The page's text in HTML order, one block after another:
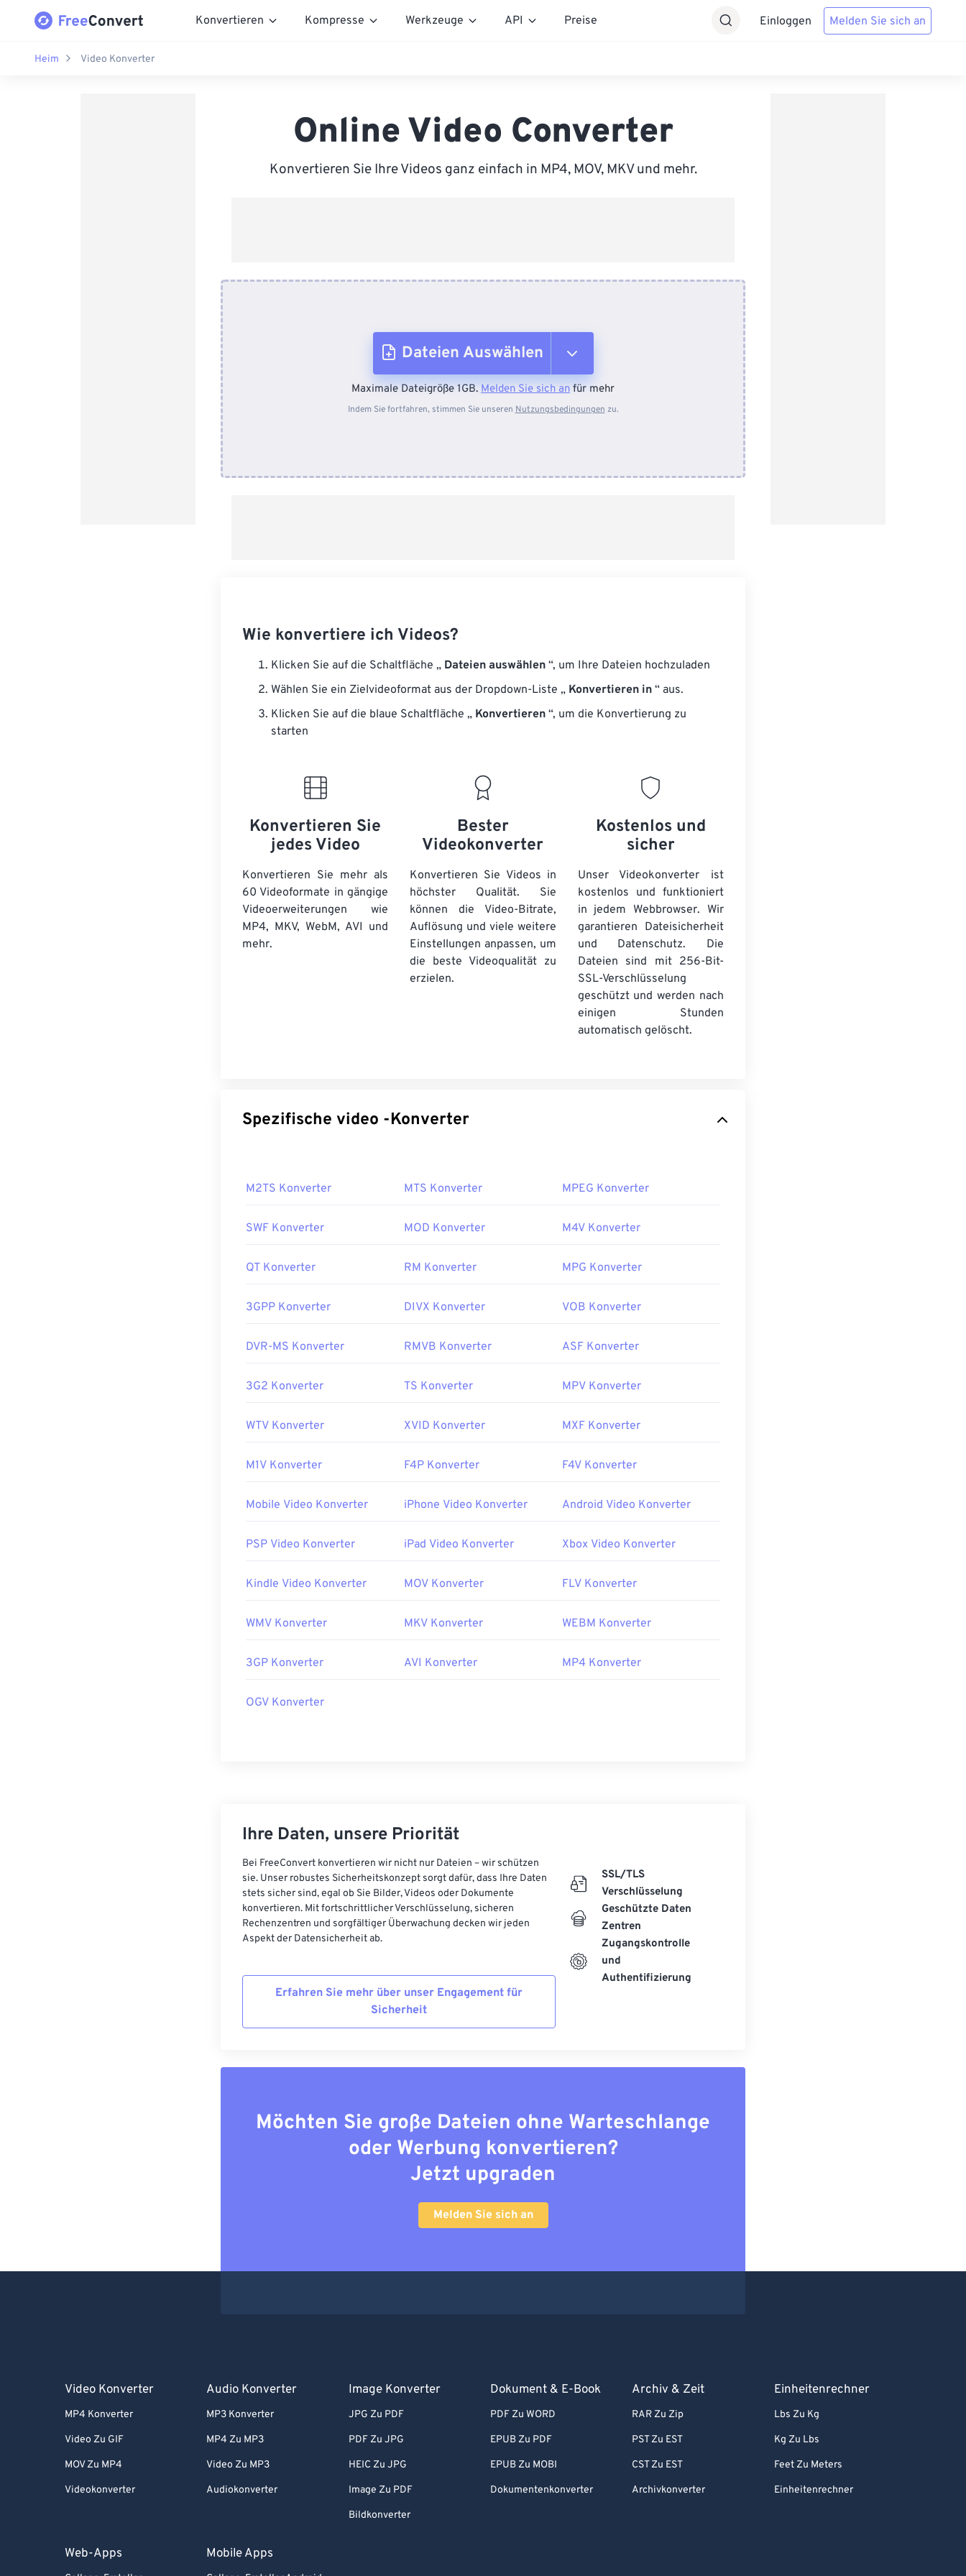
Konvertieren Kompresse Werkzeuge API Preise Einloggen Melden Sie sich an
Heim Video Konverter
Online Video Converter
Konvertieren Sie Ihre Videos ganz einfach in MP4, MOV, MKV und mehr.
Dateien Auswählen
Vom Gerät
Maximale Dateigröße 1GB. Melden Sie sich an für mehr
Indem Sie fortfahren, stimmen Sie unseren Nutzungsbedingungen zu.
Wie konvertiere ich Videos?
Klicken Sie auf die Schaltfläche „ Dateien auswählen “, um Ihre Dateien hochzuladen
Wählen Sie ein Zielvideoformat aus der Dropdown-Liste „ Konvertieren in “ aus.
Klicken Sie auf die blaue Schaltfläche „ Konvertieren “, um die Konvertierung zu
starten
Konvertieren Sie
jedes Video
Konvertieren Sie mehr als
60 Videoformate in gängige
Videoerweiterungen wie
MP4, MKV, WebM, AVI und
mehr.
Bester
Videokonverter
Konvertieren Sie Videos in
höchster Qualität. Sie
können die Video-Bitrate,
Auflösung und viele weitere
Einstellungen anpassen, um
die beste Videoqualität zu
erzielen.
Kostenlos und
sicher
Unser Videokonverter ist
kostenlos und funktioniert
in jedem Webbrowser. Wir
garantieren Dateisicherheit
und Datenschutz. Die
Dateien sind mit 256-Bit-
SSL-Verschlüsselung
geschützt und werden nach
einigen Stunden
automatisch gelöscht.
Spezifische video -Konverter
M2TS Konverter MTS Konverter MPEG Konverter
SWF Konverter MOD Konverter M4V Konverter
QT Konverter RM Konverter MPG Konverter
3GPP Konverter DIVX Konverter VOB Konverter
DVR-MS Konverter RMVB Konverter ASF Konverter
3G2 Konverter TS Konverter MPV Konverter
WTV Konverter XVID Konverter MXF Konverter
M1V Konverter F4P Konverter F4V Konverter
Mobile Video Konverter iPhone Video Konverter Android Video Konverter
PSP Video Konverter iPad Video Konverter Xbox Video Konverter
Kindle Video Konverter MOV Konverter FLV Konverter
WMV Konverter MKV Konverter WEBM Konverter
3GP Konverter AVI Konverter MP4 Konverter
OGV Konverter
Ihre Daten, unsere Priorität
Bei FreeConvert konvertieren wir nicht nur Dateien – wir schützen
sie. Unser robustes Sicherheitskonzept sorgt dafür, dass Ihre Daten
stets sicher sind, egal ob Sie Bilder, Videos oder Dokumente
konvertieren. Mit fortschrittlicher Verschlüsselung, sicheren
Rechenzentren und sorgfältiger Überwachung decken wir jeden
Aspekt der Datensicherheit ab.
Erfahren Sie mehr über unser Engagement für
Sicherheit
SSL/TLS
Verschlüsselung
Geschützte Daten
Zentren
Zugangskontrolle
und
Authentifizierung
Möchten Sie große Dateien ohne Warteschlange
oder Werbung konvertieren?
Jetzt upgraden
Melden Sie sich an
Video Konverter
MP4 Konverter
Video Zu GIF
MOV Zu MP4
Videokonverter
Audio Konverter
MP3 Konverter
MP4 Zu MP3
Video Zu MP3
Audiokonverter
Image Konverter
JPG Zu PDF
PDF Zu JPG
HEIC Zu JPG
Image Zu PDF
Bildkonverter
Dokument & E-Book
PDF Zu WORD
EPUB Zu PDF
EPUB Zu MOBI
Dokumentenkonverter
Archiv & Zeit
RAR Zu Zip
PST Zu EST
CST Zu EST
Archivkonverter
Einheitenrechner
Lbs Zu Kg
Kg Zu Lbs
Feet Zu Meters
Einheitenrechner
Web-Apps Mobile Apps